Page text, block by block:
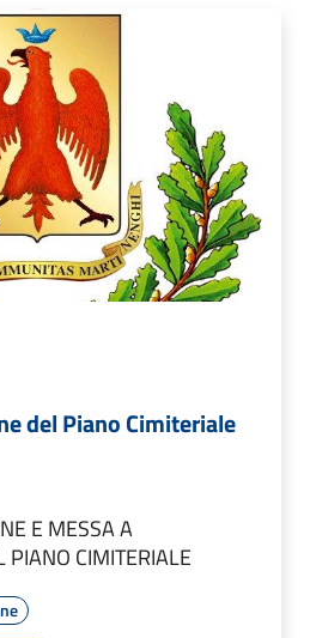
del Piano Cimiteriale
E MESSA A
PIANO CIMITERIALE